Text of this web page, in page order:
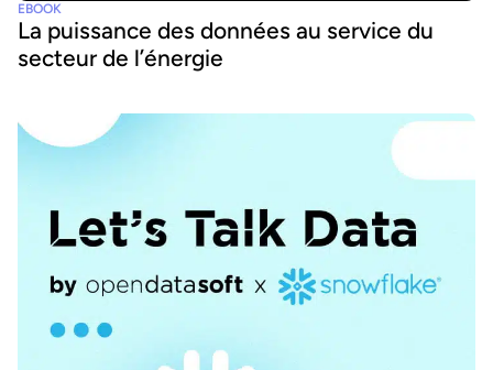
EBOOK
La puissance des données au service du
secteur de l’énergie